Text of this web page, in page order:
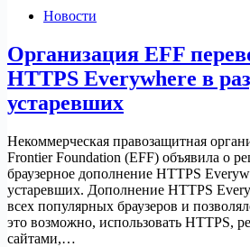
Новости
Организация EFF
HTTPS Everywhere в
устаревших
Некоммерческая правозащитная
Frontier Foundation (EFF) объявила о
браузерное дополнение HTTPS
устаревших. Дополнение HTTPS
всех популярных браузеров и
это возможно, использовать HTTPS,
сайтами,…